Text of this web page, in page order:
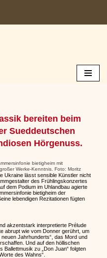
bereiten beim
Sueddeutschen
Hörgenuss.
bietigheim mit
Werke-Kenntnis. Foto: Moritz
Ukraine lässt sensible Künstler nicht
des Frühlingskonzertes
dem Podium im Uhlandbau agierte
bietigheim der
lebendigen Rezitationen fügten
akzentstark interpretierte Prélude
abrupt wie vom Donner gerührt, um
Jahrhunderts“, das Mord und
Und auf den höllischen
Ballettmusik zu „Don Juan“ folgten
des Wahns“.